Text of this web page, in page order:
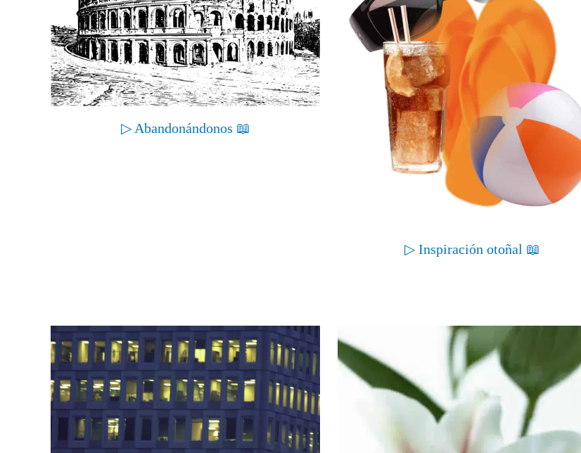
▷ Abandonándonos 📖
▷ Inspiración otoñal 📖